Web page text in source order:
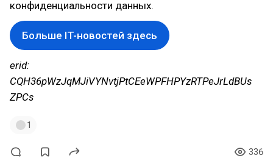
конфиденциальности данных.
Больше IT-новостей здесь
erid:
CQH36pWzJqMJiVYNvtjPtCEeWPFHPYzRTPeJrLdBUs
ZPCs
1
336